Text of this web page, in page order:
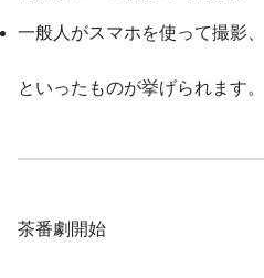
一般人がスマホを使って撮影
といったものが挙げられます。
茶番劇開始